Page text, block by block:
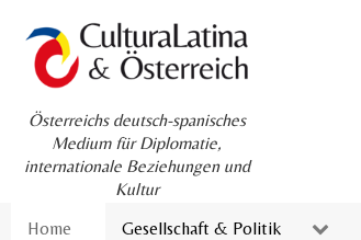
Österreichs deutsch-spanisches
Medium für Diplomatie,
internationale Beziehungen und
Kultur
Home Gesellschaft & Politik